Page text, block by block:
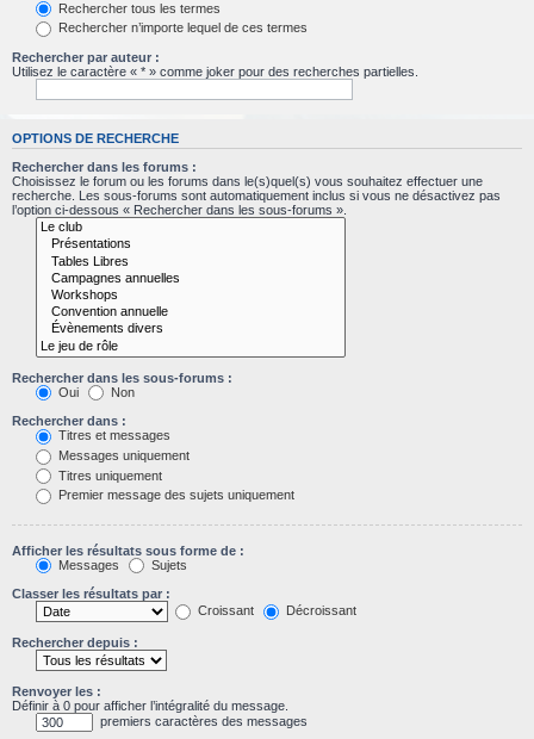
Rechercher tous les termes
Rechercher n’importe lequel de ces termes
Rechercher par auteur :
Utilisez le caractère « * » comme joker pour des recherches partielles.
OPTIONS DE RECHERCHE
Rechercher dans les forums :
Choisissez le forum ou les forums dans le(s)quel(s) vous souhaitez effectuer une
recherche. Les sous-forums sont automatiquement inclus si vous ne désactivez pas
l’option ci-dessous « Rechercher dans les sous-forums ».
Rechercher dans les sous-forums :
Oui
Non
Rechercher dans :
Titres et messages
Messages uniquement
Titres uniquement
Premier message des sujets uniquement
Afficher les résultats sous forme de :
Messages
Sujets
Classer les résultats par :
Croissant
Décroissant
Rechercher depuis :
Renvoyer les :
Définir à 0 pour afficher l’intégralité du message.
premiers caractères des messages